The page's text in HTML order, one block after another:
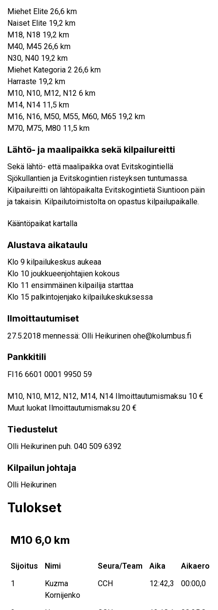
Miehet Elite 26,6 km
Naiset Elite 19,2 km
M18, N18 19,2 km
M40, M45 26,6 km
N30, N40 19,2 km
Miehet Kategoria 2 26,6 km
Harraste 19,2 km
M10, N10, M12, N12 6 km
M14, N14 11,5 km
M16, N16, M50, M55, M60, M65 19,2 km
M70, M75, M80 11,5 km
Lähtö- ja maalipaikka sekä kilpailureitti
Sekä lähtö- että maalipaikka ovat Evitskogintiellä
Sjökullantien ja Evitskogintien risteyksen tuntumassa.
Kilpailureitti on lähtöpaikalta Evitskogintietä Siuntioon päin
ja takaisin. Kilpailutoimistolta on opastus kilpailupaikalle.
Kääntöpaikat kartalla
Alustava aikataulu
Klo 9 kilpailukeskus aukeaa
Klo 10 joukkueenjohtajien kokous
Klo 11 ensimmäinen kilpailija starttaa
Klo 15 palkintojenjako kilpailukeskuksessa
Ilmoittautumiset
27.5.2018 mennessä: Olli Heikurinen ohe@kolumbus.fi
Pankkitili
FI16 6601 0001 9950 59
M10, N10, M12, N12, M14, N14 Ilmoittautumismaksu 10 €
Muut luokat Ilmoittautumismaksu 20 €
Tiedustelut
Olli Heikurinen puh. 040 509 6392
Kilpailun johtaja
Olli Heikurinen
Tulokset
M10 6,0 km
Sijoitus Nimi Seura/Team Aika Aikaero
1
Kuzma
Kornijenko
CCH 12:42,3 00:00,0